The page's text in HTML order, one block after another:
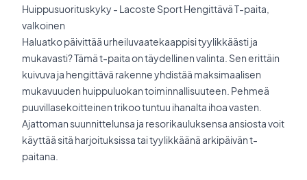
Huippusuorituskyky - Lacoste Sport Hengittävä T-paita,
valkoinen
Haluatko päivittää urheiluvaatekaappisi tyylikkäästi ja
mukavasti? Tämä t-paita on täydellinen valinta. Sen erittäin
kuivuva ja hengittävä rakenne yhdistää maksimaalisen
mukavuuden huippuluokan toiminnallisuuteen. Pehmeä
puuvillasekoitteinen trikoo tuntuu ihanalta ihoa vasten.
Ajattoman suunnittelunsa ja resorikauluksensa ansiosta voit
käyttää sitä harjoituksissa tai tyylikkäänä arkipäivän t-
paitana.